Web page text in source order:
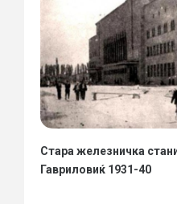
Стара железничка
Гавриловиќ 1931-40